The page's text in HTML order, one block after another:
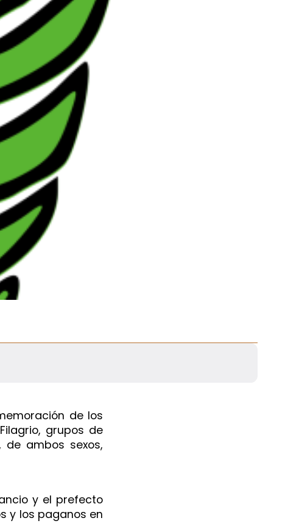
de los
grupos de
de ambos sexos,
y el prefecto
y los paganos en